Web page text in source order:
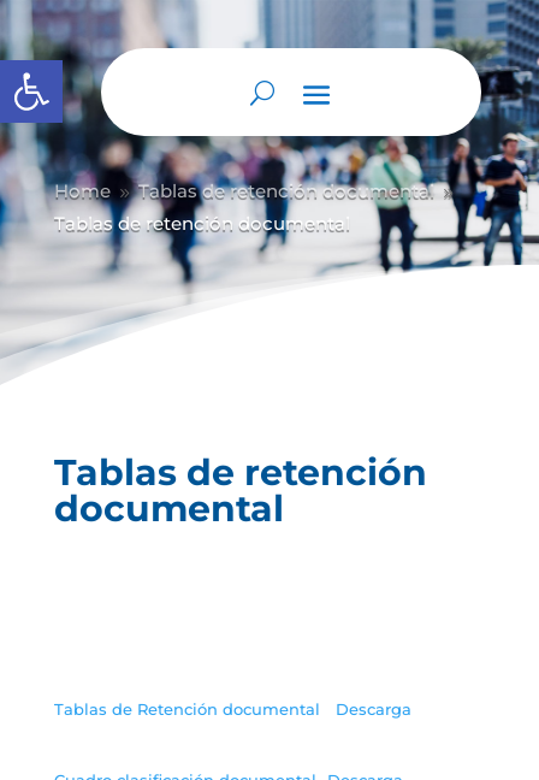
Abrir barra de herramientas
Home 9 Tablas de retención documental 9
Tablas de retención documental
Tablas de retención
documental
Tablas de Retención documental Descarga